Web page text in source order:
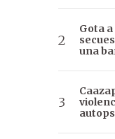
Gota
una